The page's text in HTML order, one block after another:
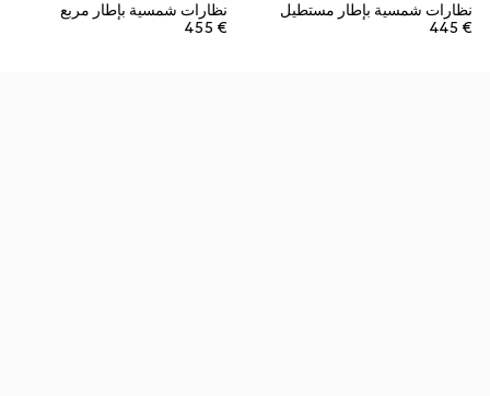
نظارات شمسية بإطار مستطيل
€ 445
نظارات شمسية بإطار مربع
€ 455